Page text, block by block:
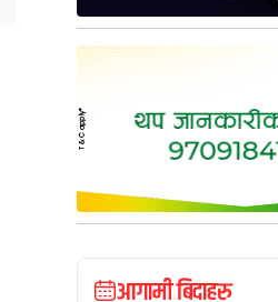
आगामी बिदाहरु